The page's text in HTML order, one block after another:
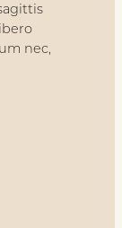
nec,